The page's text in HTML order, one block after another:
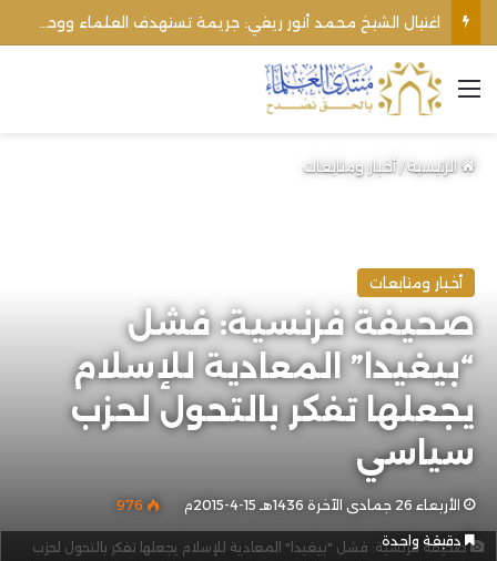
القائمة
الرئيسية/أخبار ومتابعات
أخبار ومتابعات
صحيفة فرنسية: فشل
“بيغيدا” المعادية للإسلام
يجعلها تفكر بالتحول لحزب
سياسي
الأربعاء 26 جمادى الآخرة 1436هـ 15-4-2015م 976
دقيقة واحدة
صحيفة فرنسية: فشل "بيغيدا" المعادية للإسلام يجعلها تفكر بالتحول لحزب